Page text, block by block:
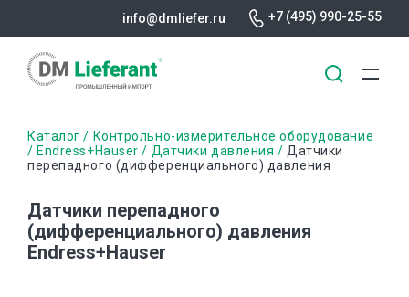
основному
info@dmliefer.ru +7 (495) 990-25-55
Строка
навигации
Каталог
Контрольно-измерительное оборудование
Endress+Hauser
Датчики давления
Датчики
перепадного (дифференциального) давления
Датчики перепадного
(дифференциального) давления
Endress+Hauser